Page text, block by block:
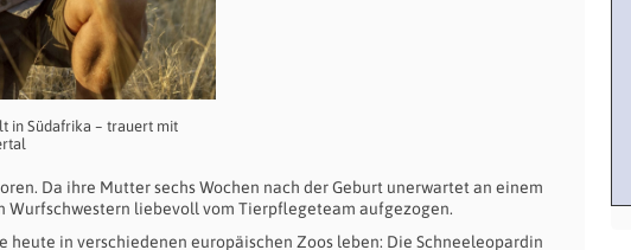
in Südafrika – trauert mit
Da ihre Mutter sechs Wochen nach der Geburt unerwartet an einem
Wurfschwestern liebevoll vom Tierpflegeteam aufgezogen.
heute in verschiedenen europäischen Zoos leben: Die Schneeleopardin